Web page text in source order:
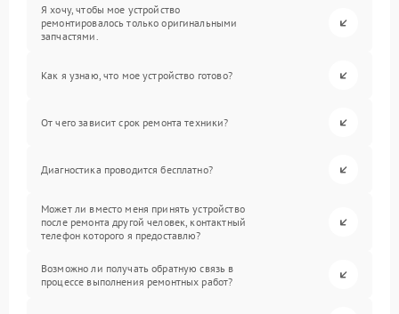
Я хочу, чтобы мое устройство
ремонтировалось только оригинальными
запчастями.
Как я узнаю, что мое устройство готово?
От чего зависит срок ремонта техники?
Диагностика проводится бесплатно?
Может ли вместо меня принять устройство
после ремонта другой человек, контактный
телефон которого я предоставлю?
Возможно ли получать обратную связь в
процессе выполнения ремонтных работ?